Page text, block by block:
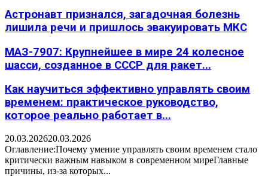
Астронавт признался, загадочная болезнь
лишила речи и пришлось эвакуировать МКС
МАЗ-7907: Крупнейшее в мире 24 колесное
шасси, созданное в СССР для ракет...
Как научиться эффективно управлять своим
временем: практическое руководство,
которое реально работает в...
20.03.202620.03.2026
Оглавление:Почему умение управлять своим временем стало
критически важным навыком в современном миреГлавные
причины, из-за которых...